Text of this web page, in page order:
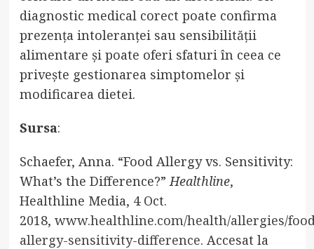
diagnostic medical corect poate confirma
prezența intoleranței sau sensibilității
alimentare și poate oferi sfaturi în ceea ce
privește gestionarea simptomelor și
modificarea dietei.
Sursa:
Schaefer, Anna. “Food Allergy vs. Sensitivity:
What’s the Difference?”Healthline,
Healthline Media, 4 Oct.
2018, www.healthline.com/health/allergies/
allergy-sensitivity-difference. Accesat la